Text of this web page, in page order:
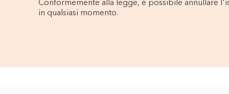
Conformemente alla legge, è possibile annullare
in qualsiasi momento.